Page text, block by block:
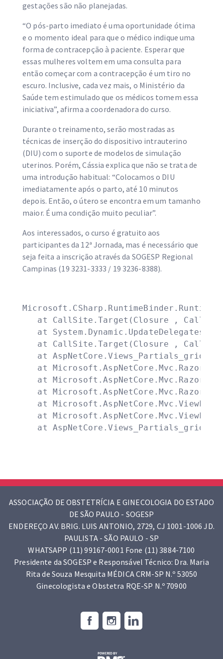
gestações são não planejadas.
“O pós-parto imediato é uma oportunidade ótima
e o momento ideal para que o médico indique uma
forma de contracepção à paciente. Esperar que
essas mulheres voltem em uma consulta para
então começar com a contracepção é um tiro no
escuro. Inclusive, cada vez mais, o Ministério da
Saúde tem estimulado que os médicos tomem essa
iniciativa”, afirma a coordenadora do curso.
Durante o treinamento, serão mostradas as
técnicas de inserção do dispositivo intrauterino
(DIU) com o suporte de modelos de simulação
uterinos. Porém, Cássia explica que não se trata de
uma introdução habitual: “Colocamos o DIU
imediatamente após o parto, até 10 minutos
depois. Então, o útero se encontra em um tamanho
maior. É uma condição muito peculiar”.
Aos interessados, o curso é gratuito aos
participantes da 12ª Jornada, mas é necessário que
seja feita a inscrição através da SOGESP Regional
Campinas (19 3231-3333 / 19 3236-8388).
at CallSite.Target(Closure ,
at
at CallSite.Target(Closure ,
at
at
at
at
at
at
at
ASSOCIAÇÃO DE OBSTETRÍCIA E GINECOLOGIA DO ESTADO
DE SÃO PAULO - SOGESP
ENDEREÇO AV. BRIG. LUIS ANTONIO, 2729, CJ 1001-1006 JD.
PAULISTA - SÃO PAULO - SP
WHATSAPP (11) 99167-0001 Fone (11) 3884-7100
Presidente da SOGESP e Responsável Técnico: Dra. Maria
Rita de Souza Mesquita MÉDICA CRM-SP N.º 53050
Ginecologista e Obstetra RQE-SP N.º 70900